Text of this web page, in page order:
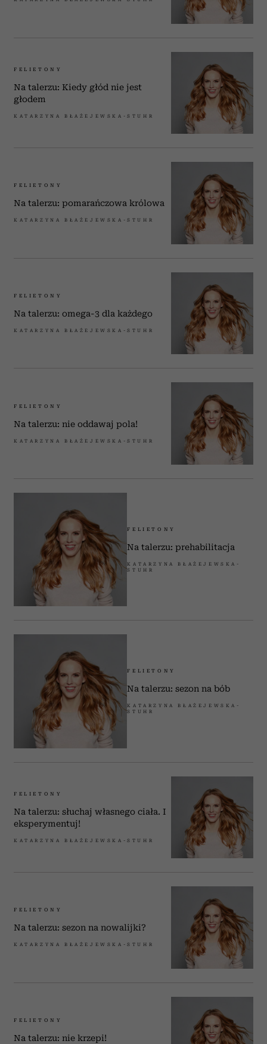
FELIETONY
Na talerzu: Kiedy głód nie jest
głodem
KATARZYNA BŁAŻEJEWSKA-STUHR
FELIETONY
Na talerzu: pomarańczowa królowa
KATARZYNA BŁAŻEJEWSKA-STUHR
FELIETONY
Na talerzu: omega-3 dla każdego
KATARZYNA BŁAŻEJEWSKA-STUHR
FELIETONY
Na talerzu: nie oddawaj pola!
KATARZYNA BŁAŻEJEWSKA-STUHR
FELIETONY
Na talerzu: prehabilitacja
KATARZYNA BŁAŻEJEWSKA-
STUHR
FELIETONY
Na talerzu: sezon na bób
KATARZYNA BŁAŻEJEWSKA-
STUHR
FELIETONY
Na talerzu: słuchaj własnego ciała. I
eksperymentuj!
KATARZYNA BŁAŻEJEWSKA-STUHR
FELIETONY
Na talerzu: sezon na nowalijki?
KATARZYNA BŁAŻEJEWSKA-STUHR
FELIETONY
Na talerzu: nie krzepi!